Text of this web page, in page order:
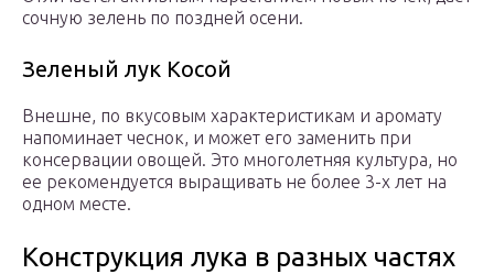
сочную зелень по поздней осени.
Зеленый лук Косой
Внешне, по вкусовым характеристикам и аромату
напоминает чеснок, и может его заменить при
консервации овощей. Это многолетняя культура, но
ее рекомендуется выращивать не более 3-х лет на
одном месте.
Конструкция лука в разных частях